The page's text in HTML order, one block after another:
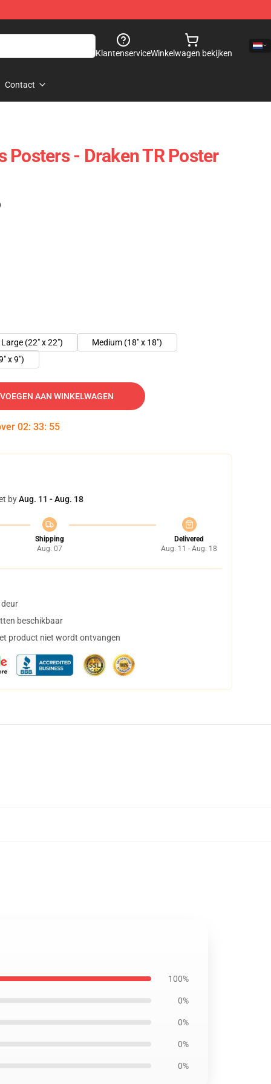
KlantenserviceWinkelwagen bekijken
Contact
Posters - Draken TR Poster
Large (22" x 22")
Medium (18" x 18")
x 9")
AAN WINKELWAGEN
02: 33: 55
byAug. 11 - Aug. 18
Shipping
Aug. 07
Delivered
Aug. 11 - Aug. 18
beschikbaar
product niet wordt ontvangen
100%
0%
0%
0%
0%